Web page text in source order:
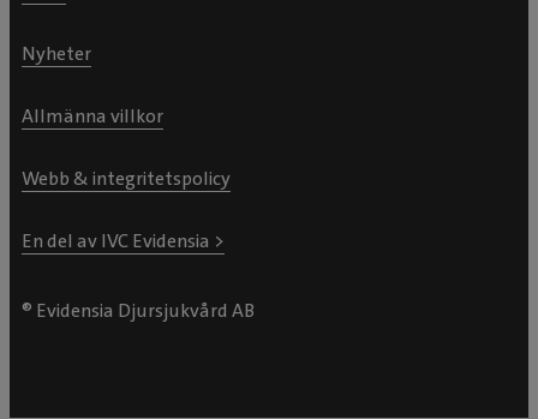
Nyheter
Allmänna villkor
Webb & integritetspolicy
En del av IVC Evidensia >
® Evidensia Djursjukvård AB